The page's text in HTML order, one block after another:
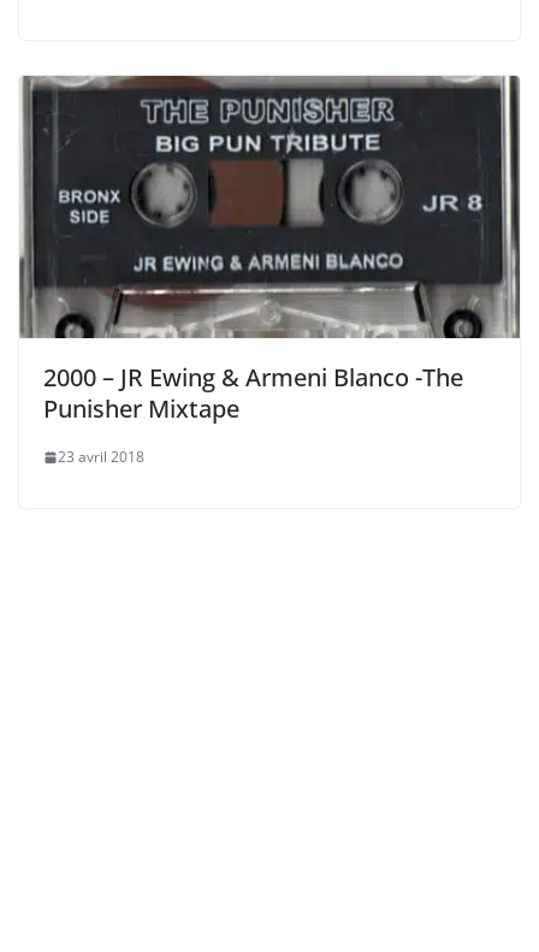
2000 – JR Ewing & Armeni Blanco -The
Punisher Mixtape
23 avril 2018